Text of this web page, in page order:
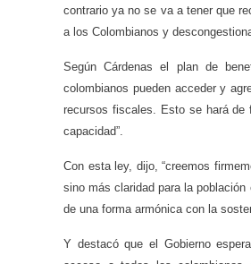
contrario ya no se va a tener que
a los Colombianos y
Según Cárdenas el plan de
colombianos pueden acceder y
recursos fiscales. Esto se hará de
capacidad”.
Con esta ley, dijo, “creemos
sino más claridad para la
de una forma armónica con la
Y destacó que el Gobierno